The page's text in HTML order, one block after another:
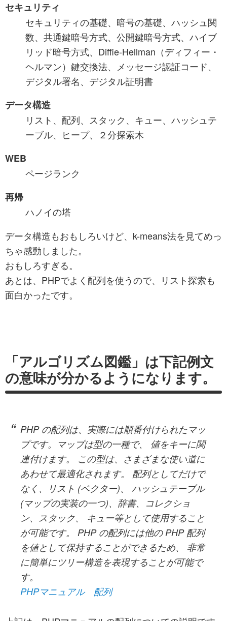
セキュリティ
セキュリティの基礎、暗号の基礎、ハッシュ関
数、共通鍵暗号方式、公開鍵暗号方式、ハイブ
リッド暗号方式、Diffie-Hellman（ディフィー・
ヘルマン）鍵交換法、メッセージ認証コード、
デジタル署名、デジタル証明書
データ構造
リスト、配列、スタック、キュー、ハッシュテ
ーブル、ヒープ、２分探索木
WEB
ページランク
再帰
ハノイの塔
データ構造もおもしろいけど、k-means法を見てめっ
ちゃ感動しました。
おもしろすぎる。
あとは、PHPでよく配列を使うので、リスト探索も
面白かったです。
「アルゴリズム図鑑」は下記例文
の意味が分かるようになります。
PHP の配列は、実際には順番付けられたマッ
プです。マップは型の一種で、 値をキーに関
連付けます。 この型は、さまざまな使い道に
あわせて最適化されます。 配列としてだけで
なく、リスト (ベクター)、 ハッシュテーブル
(マップの実装の一つ)、辞書、コレクショ
ン、スタック、 キュー等として使用すること
が可能です。 PHP の配列には他の PHP 配列
を値として保持することができるため、 非常
に簡単にツリー構造を表現することが可能で
す。
PHPマニュアル 配列